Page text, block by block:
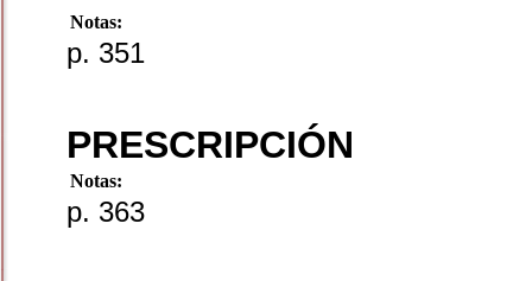
Notas:
p. 351
PRESCRIPCIÓN
Notas:
p. 363